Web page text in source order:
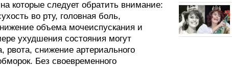
которые следует обратить внимание:
во рту, головная боль,
объема мочеиспускания и
ухудшения состояния могут
рвота, снижение артериального
Без своевременного